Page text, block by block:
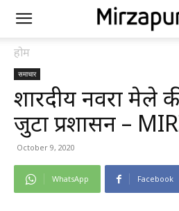
होम
समाचार
शारदीय नवरात्र मेले
जुटा प्रशासन –
October 9, 2020
WhatsApp Facebook